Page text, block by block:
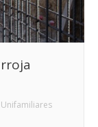
Unifamiliares